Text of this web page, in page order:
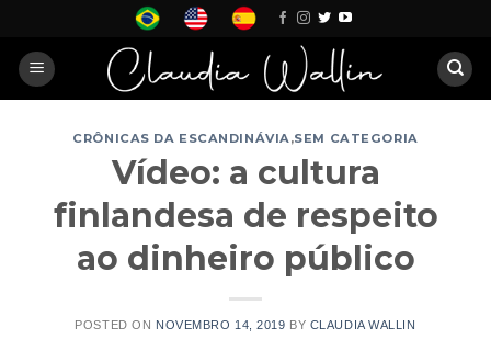
content
CRÔNICAS DA ESCANDINÁVIA,SEM CATEGORIA
Vídeo: a cultura
finlandesa de respeito
ao dinheiro público
POSTED ON NOVEMBRO 14, 2019 BY CLAUDIA WALLIN